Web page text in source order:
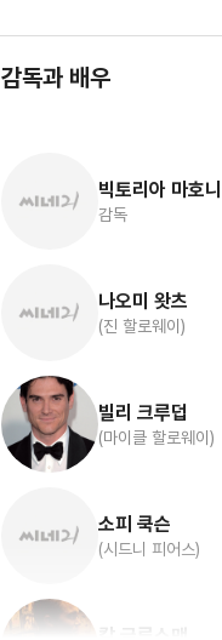
감독과 배우
빅토리아 마호니
감독
나오미 왓츠
(진 할로웨이)
빌리 크루덥
(마이클 할로웨이)
소피 쿡슨
(시드니 피어스)